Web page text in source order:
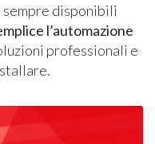
disponibili
l’automazione
professionali e